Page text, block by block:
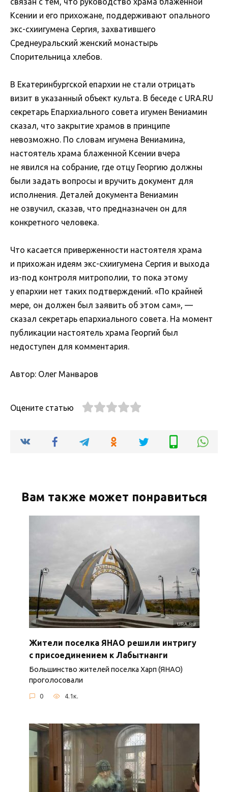
Ксении и его прихожане, поддерживают опального
экс-схиигумена Сергия, захватившего
Среднеуральский женский монастырь
Спорительница хлебов.
В Екатеринбургской епархии не стали отрицать
визит в указанный объект культа. В беседе с URA.RU
секретарь Епархиального совета игумен Вениамин
сказал, что закрытие храмов в принципе
невозможно. По словам игумена Вениамина,
настоятель храма блаженной Ксении вчера
не явился на собрание, где отцу Георгию должны
были задать вопросы и вручить документ для
исполнения. Деталей документа Вениамин
не озвучил, сказав, что предназначен он для
конкретного человека.
Что касается приверженности настоятеля храма
и прихожан идеям экс-схиигумена Сергия и выхода
из-под контроля митрополии, то пока этому
у епархии нет таких подтверждений. «По крайней
мере, он должен был заявить об этом сам», —
сказал секретарь епархиального совета. На момент
публикации настоятель храма Георгий был
недоступен для комментария.
Автор: Олег Манваров
Оцените статью
Вам также может понравиться
Жители поселка ЯНАО решили интригу
с присоединением к Лабытнанги
Большинство жителей поселка Харп (ЯНАО)
проголосовали
0 4.1к.